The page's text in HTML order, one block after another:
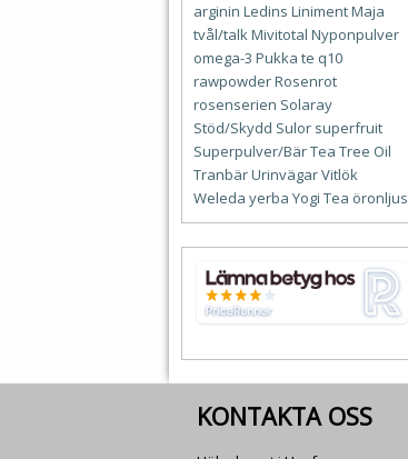
arginin Ledins LinimentMaja
tvål/talkMivitotal Nyponpulver
omega-3 Pukka te q10
rawpowderRosenrot
rosenserien Solaray
Stöd/Skydd Sulor superfruit
Superpulver/BärTea Tree Oil
TranbärUrinvägarVitlök
Weleda yerba Yogi Tea öronljus
KONTAKTA OSS